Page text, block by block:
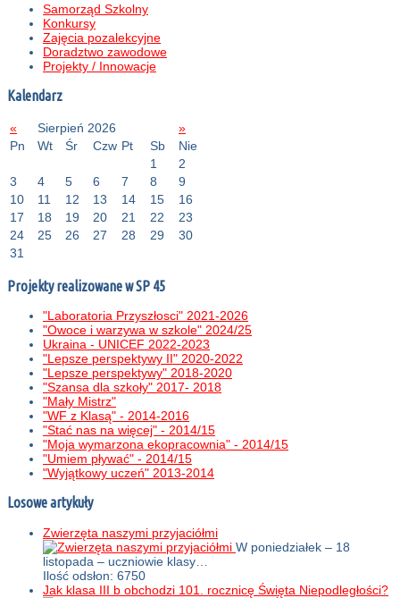
Samorząd Szkolny
Konkursy
Zajęcia pozalekcyjne
Doradztwo zawodowe
Projekty / Innowacje
Kalendarz
« Sierpień 2026
»
Pn
Wt Śr Czw Pt Sb
Nie
1
2
3
4 5 6 7 8
9
10
11 12 13 14 15
16
17
18 19 20 21 22
23
24
25 26 27 28 29
30
31
Projekty realizowane w SP 45
"Laboratoria Przyszłosci" 2021-2026
"Owoce i warzywa w szkole" 2024/25
Ukraina - UNICEF 2022-2023
"Lepsze perspektywy II" 2020-2022
"Lepsze perspektywy" 2018-2020
"Szansa dla szkoły" 2017- 2018
"Mały Mistrz"
"WF z Klasą" - 2014-2016
"Stać nas na więcej" - 2014/15
"Moja wymarzona ekopracownia" - 2014/15
"Umiem pływać" - 2014/15
"Wyjątkowy uczeń" 2013-2014
Losowe artykuły
Zwierzęta naszymi przyjaciółmi
W poniedziałek – 18
listopada – uczniowie klasy…
Ilość odsłon: 6750
Jak klasa III b obchodzi 101. rocznicę Święta Niepodległości?